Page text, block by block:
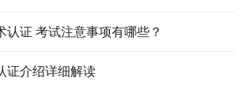
认证 考试注意事项有哪些？
证介绍详细解读